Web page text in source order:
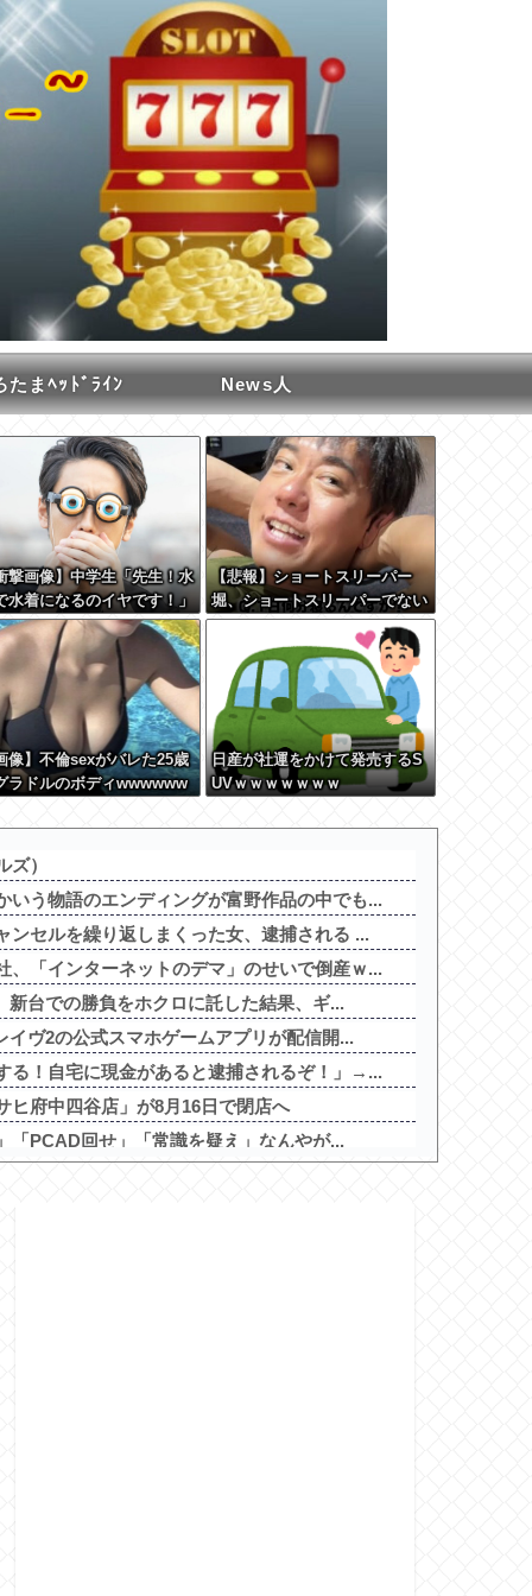
たまﾍｯﾄﾞﾗｲﾝ News人
撃画像】中学生「先生！水
水着になるのイヤです！」
「分かった」→結果まさか
こう』なってしまうw w w
w w
【悲報】ショートスリーパー
堀、ショートスリーパーでない
事がバレてしまう
像】不倫sexがバレた25歳
ラドルのボディwwwwww
日産が社運をかけて発売するS
UVｗｗｗｗｗｗｗ
）
いう物語のエンディングが富野作品の中でも...
セルを繰り返しまくった女、逮捕される ...
、「インターネットのデマ」のせいで倒産ｗ...
新台での勝負をホクロに託した結果、ギ...
ヴ2の公式スマホゲームアプリが配信開...
る！自宅に現金があると逮捕されるぞ！」→...
ヒ府中四谷店」が8月16日で閉店へ
「PCAD回せ」「常識を疑え」なんやが...